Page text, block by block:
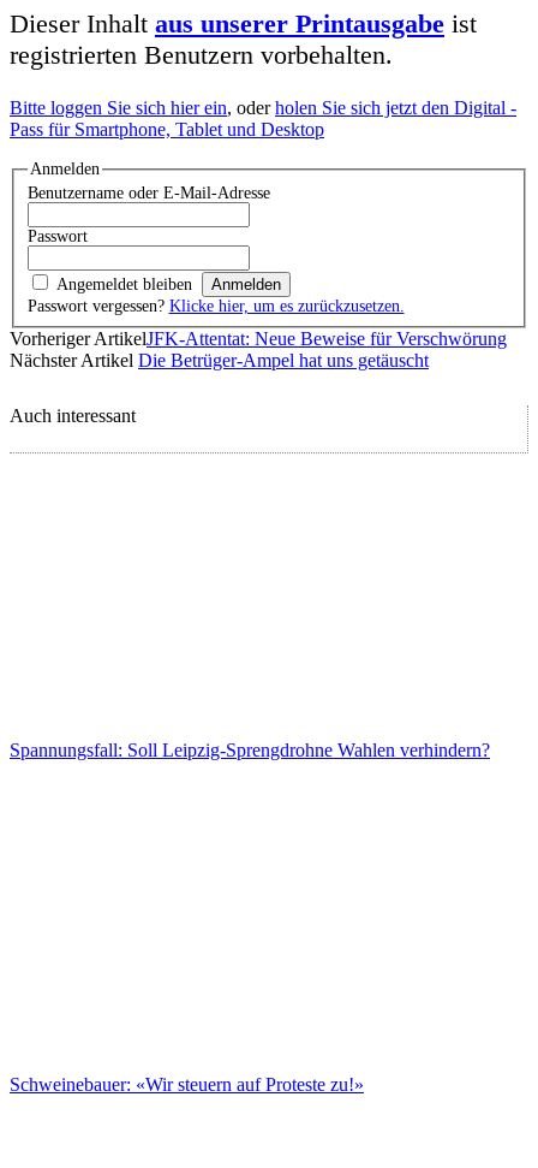
Dieser Inhalt aus unserer Printausgabe ist
registrierten Benutzern vorbehalten.
Bitte loggen Sie sich hier ein, oderholen Sie sich jetzt den Digital -
Pass für Smartphone, Tablet und Desktop
Anmelden
Benutzername oder E-Mail-Adresse
Passwort
Angemeldet bleiben
Passwort vergessen? Klicke hier, um es zurückzusetzen.
Vorheriger ArtikelJFK-Attentat: Neue Beweise für Verschwörung
Nächster Artikel Die Betrüger-Ampel hat uns getäuscht
Auch interessant
Spannungsfall: Soll Leipzig-Sprengdrohne Wahlen verhindern?
Schweinebauer: «Wir steuern auf Proteste zu!»